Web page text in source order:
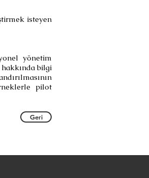
isteyen
yönetim
bilgi
pilot
Geri